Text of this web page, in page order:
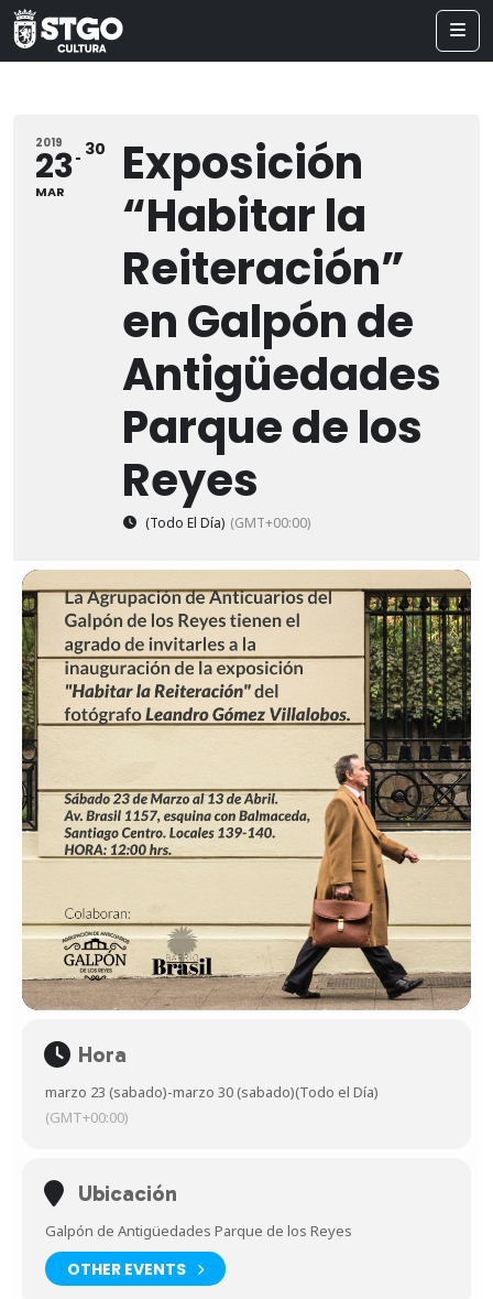
2019
23
MAR
30
Exposición
“Habitar la
Reiteración”
en Galpón de
Antigüedades
Parque de los
Reyes
(Todo El Día) (GMT+00:00)
Hora
marzo 23 (sabado)-marzo 30 (sabado)(Todo el Día)
(GMT+00:00)
Ubicación
Galpón de Antigüedades Parque de los Reyes
OTHER EVENTS